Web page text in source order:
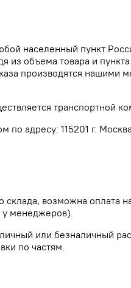
населенный пункт
из объема товара и
производятся нашими
транспортной
по адресу: 115201 г.
склада, возможна оплата
у менеджеров).
или безналичный
по частям.